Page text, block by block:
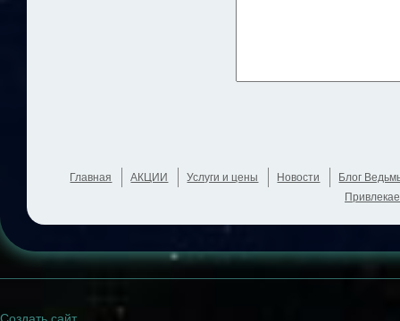
Главная АКЦИИ Услуги и цены Новости
Блог